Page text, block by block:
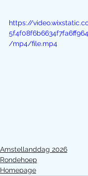
https://
/mp4/file.mp4
Amstellanddag 2026
Rondehoep
Homepage